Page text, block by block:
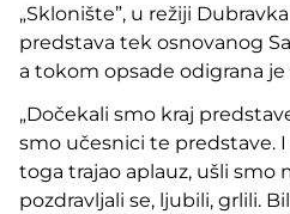
„Sklonište”, u režiji
predstava tek osnovanog
a tokom opsade odigrana je
„Dočekali smo kraj
smo učesnici te predstave.
toga trajao aplauz, ušli smo
pozdravljali se, ljubili, grlili.